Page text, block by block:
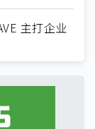
主打企业